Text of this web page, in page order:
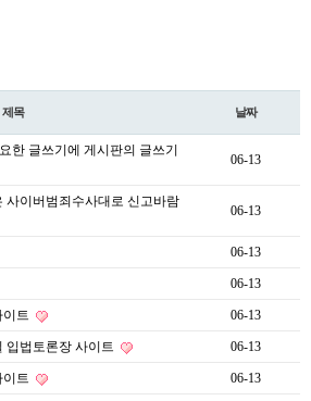
제목 날짜
한 글쓰기에 게시판의 글쓰기
06-13
사이버범죄수사대로 신고바람
06-13
06-13
06-13
트 06-13
입법토론장 사이트 06-13
트 06-13